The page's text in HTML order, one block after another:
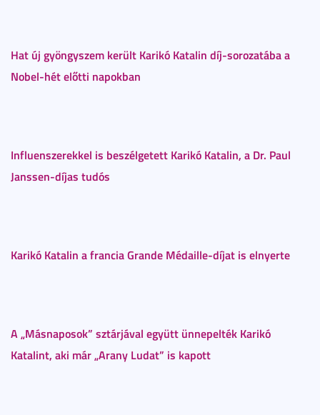
Hat új gyöngyszem került Karikó Katalin díj-sorozatába a
Nobel-hét előtti napokban
Influenszerekkel is beszélgetett Karikó Katalin, a Dr. Paul
Janssen-díjas tudós
Karikó Katalin a francia Grande Médaille-díjat is elnyerte
A „Másnaposok” sztárjával együtt ünnepelték Karikó
Katalint, aki már „Arany Ludat” is kapott